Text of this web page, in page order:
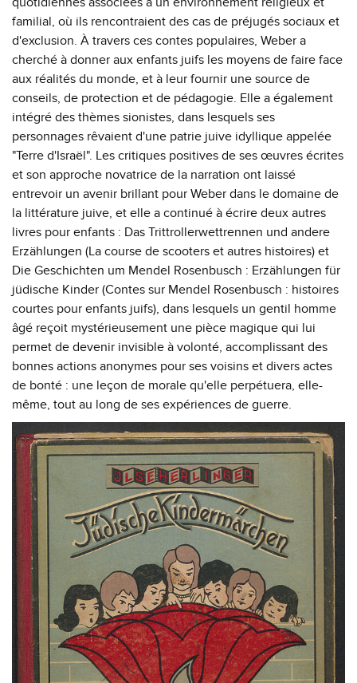
familial, où ils rencontraient des cas de préjugés sociaux et
d'exclusion. À travers ces contes populaires, Weber a
cherché à donner aux enfants juifs les moyens de faire face
aux réalités du monde, et à leur fournir une source de
conseils, de protection et de pédagogie. Elle a également
intégré des thèmes sionistes, dans lesquels ses
personnages rêvaient d'une patrie juive idyllique appelée
"Terre d'Israël". Les critiques positives de ses œuvres écrites
et son approche novatrice de la narration ont laissé
entrevoir un avenir brillant pour Weber dans le domaine de
la littérature juive, et elle a continué à écrire deux autres
livres pour enfants : Das Trittrollerwettrennen und andere
Erzählungen (La course de scooters et autres histoires) et
Die Geschichten um Mendel Rosenbusch : Erzählungen für
jüdische Kinder (Contes sur Mendel Rosenbusch : histoires
courtes pour enfants juifs), dans lesquels un gentil homme
âgé reçoit mystérieusement une pièce magique qui lui
permet de devenir invisible à volonté, accomplissant des
bonnes actions anonymes pour ses voisins et divers actes
de bonté : une leçon de morale qu'elle perpétuera, elle-
même, tout au long de ses expériences de guerre.